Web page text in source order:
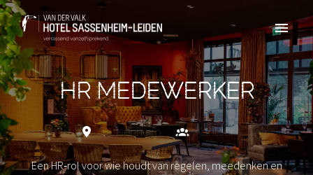
Overslaan
naar
contentHomepagina
HR MEDEWERKER
Sassenheim Kantoor
Een HR‑rol voor wie houdt van regelen, meedenken en